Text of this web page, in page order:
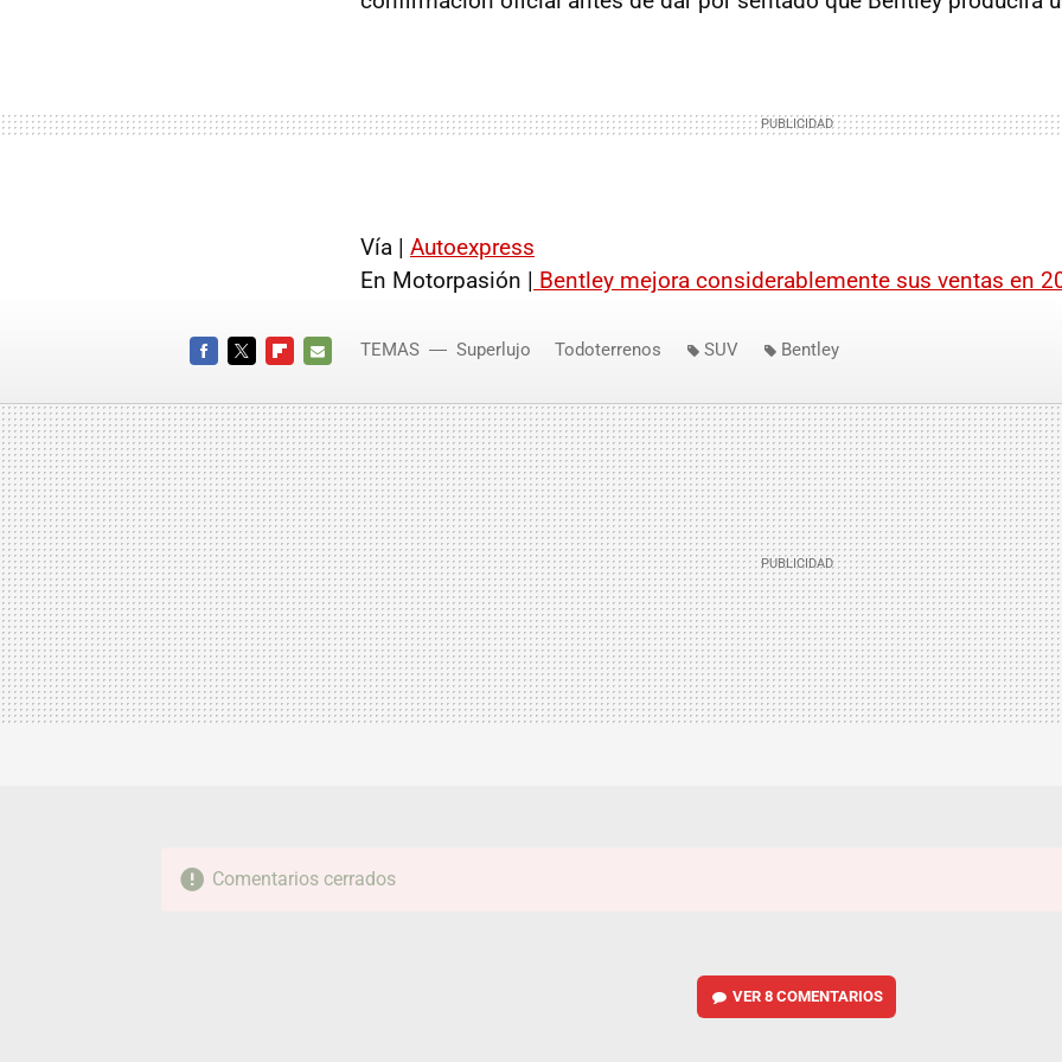
Vía | Autoexpress
En Motorpasión | Bentley mejora considerablemente sus ventas en
MAIL
TEMAS Superlujo Todoterrenos SUV Bentley
Comentarios cerrados
VER8 COMENTARIOS